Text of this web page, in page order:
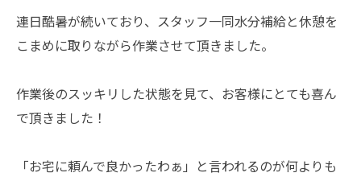
連日酷暑が続いており、スタッフ一同水分補給と休憩を
こまめに取りながら作業させて頂きました。
作業後のスッキリした状態を見て、お客様にとても喜ん
で頂きました！
「お宅に頼んで良かったわぁ」と言われるのが何よりも